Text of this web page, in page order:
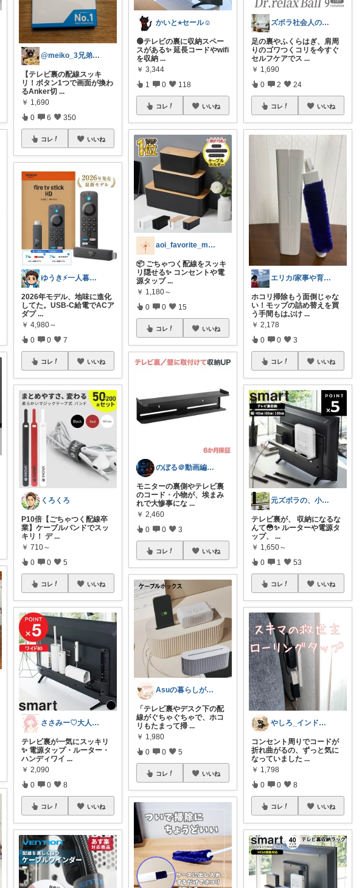
@meiko_3兄弟ママのラク家事術
【テレビ裏の配線スッキ
リ！ボタン1つで画面が換わ
るAnker切 ...
￥ 1,690
0 6 350
コレ いいね
ゆうき⚡一人暮らしのQOL投資
2026年モデル、地味に進化
してた。USB-C給電でACア
ダプ ...
￥ 4,980～
0 0 7
コレ いいね
くろくろ
P10倍【ごちゃつく配線卒
業】ケーブルバンドでスッ
キリ！ デ ...
￥ 710～
0 0 5
コレ いいね
ささみー♡大人可愛いファッション
テレビ裏が一気にスッキリ
✨ 電源タップ・ルーター・
ハンディワイ ...
￥ 2,090
0 0 8
コレ いいね
かいと⭐︎セール☺️
🟢テレビの裏に収納スペー
スがある✨ 延長コードやwifi
を収納 ...
￥ 3,344
1 0 118
コレ いいね
aoi_favorite_memo
📦 ごちゃつく配線をスッキ
リ隠せる✨ コンセントや電
源タップ ...
￥ 1,180～
0 0 15
コレ いいね
のぼる＠動画編集×AI副業
モニターの裏側やテレビ裏
のコード・小物が、埃まみ
れで大惨事にな ...
￥ 2,460
0 0 3
コレ いいね
Asuの暮らしがラクになる神日用品
「テレビ裏やデスク下の配
線がぐちゃぐちゃで、ホコ
リもたまって掃 ...
￥ 1,980
0 0 5
コレ いいね
ズボラ社会人のおしゃれ部屋⭐️便利グッズ
足の裏やふくらはぎ、肩周
りのゴワつくコリを今すぐ
セルフケアでス ...
￥ 1,690
0 2 24
コレ いいね
エリカ/家事や育児を少しでも楽にしたい
ホコリ掃除もう面倒じゃな
い！モップの詰め替えを買
う手間もはぶけ ...
￥ 2,178
0 0 3
コレ いいね
元ズボラの、小さなリセット習慣🌱
テレビ裏が、 収納になるな
んて😳✨ ルーターや電源タ
ップ、...
￥ 1,650～
0 1 53
コレ いいね
やしろ_インドアの極意
コンセント周りでコードが
折れ曲がるの、ずっと気に
なっていました ...
￥ 1,798
0 0 8
コレ いいね